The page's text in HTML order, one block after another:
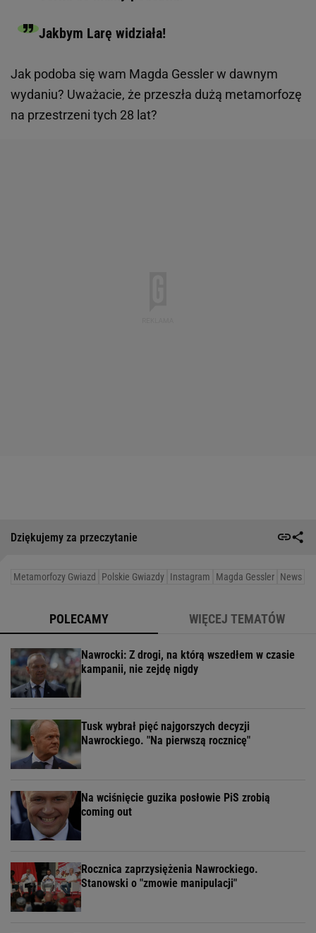
Jakbym Larę widziała!
Jak podoba się wam Magda Gessler w dawnym
wydaniu? Uważacie, że przeszła dużą metamorfozę
na przestrzeni tych 28 lat?
Dziękujemy za przeczytanie
Metamorfozy Gwiazd Polskie Gwiazdy Instagram Magda Gessler News
POLECAMY WIĘCEJ TEMATÓW
Nawrocki: Z drogi, na którą wszedłem w czasie
kampanii, nie zejdę nigdy
Tusk wybrał pięć najgorszych decyzji
Nawrockiego. "Na pierwszą rocznicę"
Na wciśnięcie guzika posłowie PiS zrobią
coming out
Rocznica zaprzysiężenia Nawrockiego.
Stanowski o "zmowie manipulacji"